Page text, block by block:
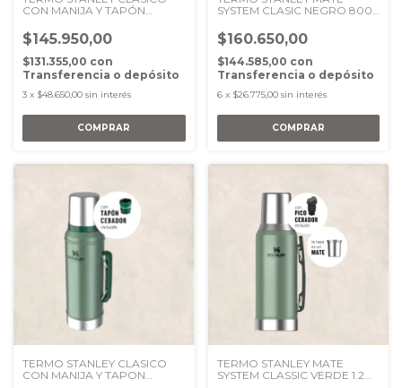
CON MANIJA Y TAPÓN
$145.950,00
$131.355,00 con
Transferencia o depósito
3 x $48.650,00 sin interés
SYSTEM CLASIC NEGRO 800
$160.650,00
$144.585,00 con
Transferencia o depósito
6 x $26.775,00 sin interés
TERMO STANLEY CLASICO
CON MANIJA Y TAPON
TERMO STANLEY MATE
SYSTEM CLASSIC VERDE 1.2